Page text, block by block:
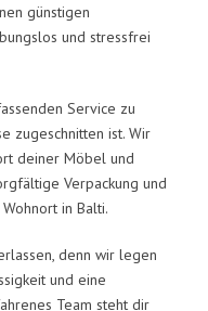
günstigen
und stressfrei
Service zu
zugeschnitten ist. Wir
deiner Möbel und
Verpackung und
in Balti.
denn wir legen
und eine
Team steht dir